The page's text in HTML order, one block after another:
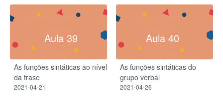
Aula 39
As funções sintáticas ao nível
da frase
2021-04-21
Aula 40
As funções sintáticas do
grupo verbal
2021-04-26